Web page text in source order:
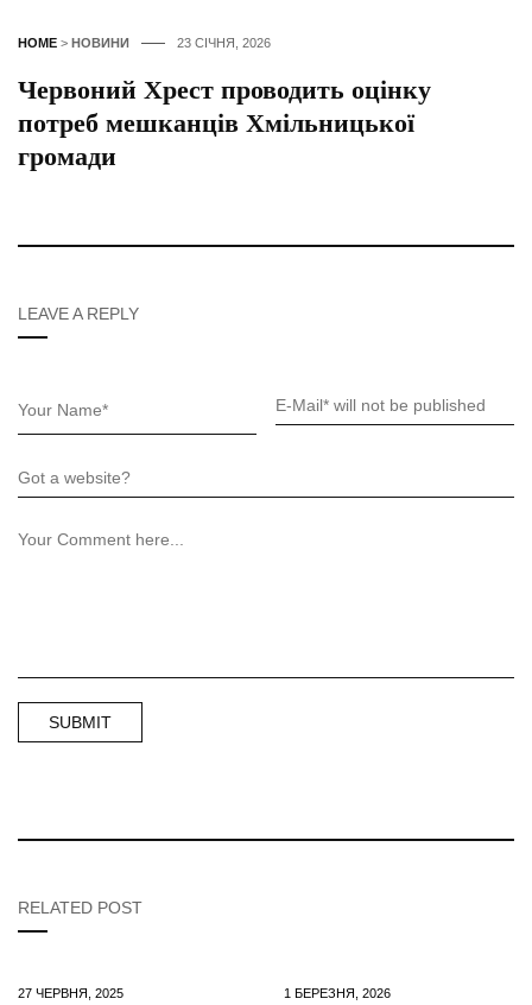
HOME > НОВИНИ 23 СІЧНЯ, 2026
Червоний Хрест проводить оцінку
потреб мешканців Хмільницької
громади
LEAVE A REPLY
RELATED POST
27 ЧЕРВНЯ, 2025 1 БЕРЕЗНЯ, 2026